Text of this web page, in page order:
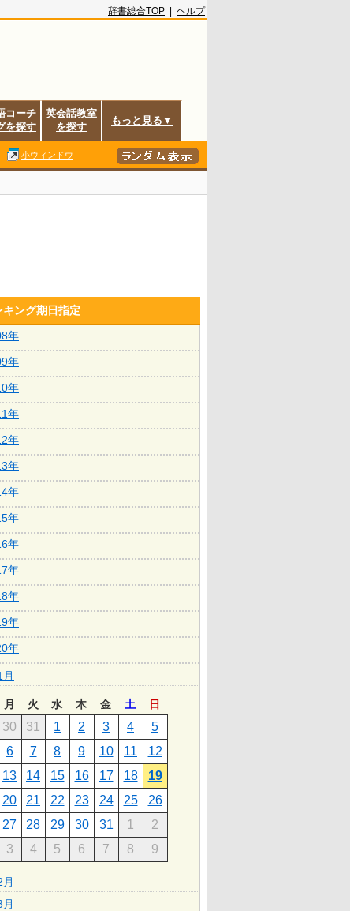
辞書総合TOP ヘルプ
コーチ
を探す
英会話教室
を探す
もっと見る▼
小ウィンドウ
キング期日指定
年
年
年
年
年
年
年
年
年
年
年
年
年
月
月 火 水 木 金 土 日
30 31 1 2 3 4
5
6
7 8 9 10 11
12
13
14 15 16 17 18
19
20
21 22 23 24 25
26
27
28 29 30 31 1
2
3
4 5 6 7 8 9
月
月